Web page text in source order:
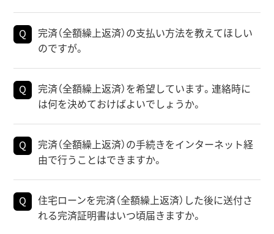
完済（全額繰上返済）の支払い方法を教えてほしい
のですが。
完済（全額繰上返済）を希望しています。連絡時に
は何を決めておけばよいでしょうか。
完済（全額繰上返済）の手続きをインターネット経
由で行うことはできますか。
住宅ローンを完済（全額繰上返済）した後に送付さ
れる完済証明書はいつ頃届きますか。